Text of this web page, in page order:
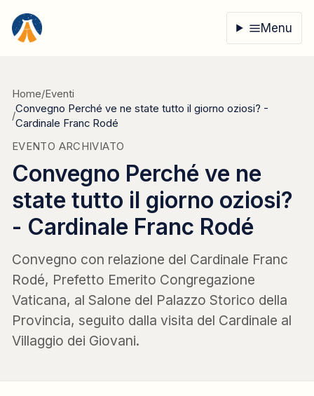
Menu
Home/Eventi
/
Convegno Perché ve ne state tutto il giorno oziosi? -
Cardinale Franc Rodé
EVENTO ARCHIVIATO
Convegno Perché ve ne
state tutto il giorno oziosi?
- Cardinale Franc Rodé
Convegno con relazione del Cardinale Franc
Rodé, Prefetto Emerito Congregazione
Vaticana, al Salone del Palazzo Storico della
Provincia, seguito dalla visita del Cardinale al
Villaggio dei Giovani.